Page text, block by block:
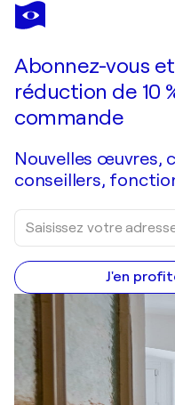
SYLVIE
GÉRARD
Je
Abonnez-vous
réduction de 10
commande
Nouvelles œuvres,
conseillers,
J'en